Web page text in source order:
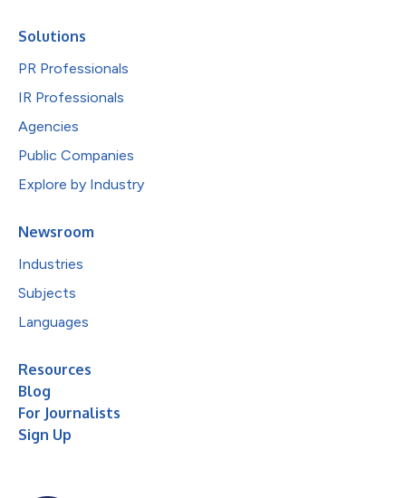
Solutions
PR Professionals
IR Professionals
Agencies
Public Companies
Explore by Industry
Newsroom
Industries
Subjects
Languages
Resources
Blog
For Journalists
Sign Up